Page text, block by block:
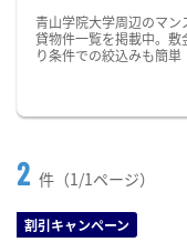
青山学院大学周辺のマ
貸物件一覧を掲載中。
り条件での絞込みも簡単
2 件（1/1ページ）
割引キャンペーン